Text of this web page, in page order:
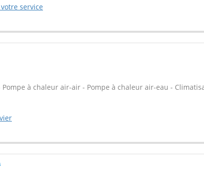
service
à chaleur air-air - Pompe à chaleur air-eau -